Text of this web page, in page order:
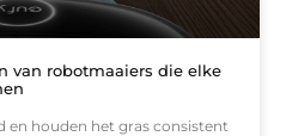
van robotmaaiers die elke
en houden het gras consistent